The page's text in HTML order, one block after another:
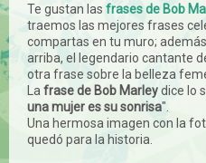
Te gustan las frases de Bob
traemos las mejores frases
compartas en tu muro;
arriba, el legendario cantante
otra frase sobre la belleza
La frase de Bob Marleydice lo
una mujer es su sonrisa".
Una hermosa imagen con la
quedó para la historia.